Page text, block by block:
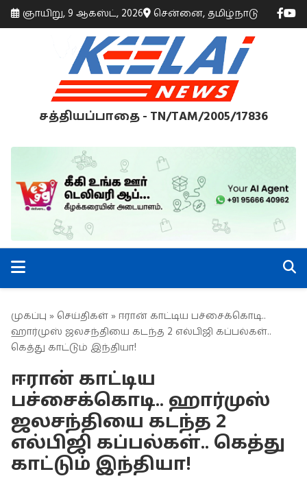
ஞாயிறு, 9 ஆகஸ்ட், 2026 சென்னை, தமிழ்நாடு
சத்தியப்பாதை - TN/TAM/2005/17836
முகப்பு » செய்திகள் » ஈரான் காட்டிய பச்சைக்கொடி..
ஹார்முஸ் ஜலசந்தியை கடந்த 2 எல்பிஜி கப்பல்கள்..
கெத்து காட்டும் இந்தியா!
ஈரான் காட்டிய
பச்சைக்கொடி.. ஹார்முஸ்
ஜலசந்தியை கடந்த 2
எல்பிஜி கப்பல்கள்.. கெத்து
காட்டும் இந்தியா!